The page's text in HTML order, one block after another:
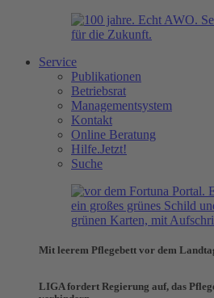
Service
Publikationen
Betriebsrat
Managementsystem
Kontakt
Online Beratung
Hilfe.Jetzt!
Suche
Mit leerem Pflegebett vor dem
LIGA fordert Regierung auf, das